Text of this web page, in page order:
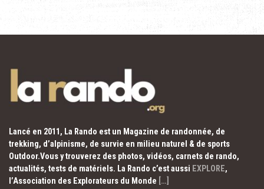
Lancé en 2011, La Rando est un Magazine de randonnée, de
trekking, d’alpinisme, de survie en milieu naturel & de sports
Outdoor.Vous y trouverez des photos, vidéos, carnets de rando,
actualités, tests de matériels. La Rando c’est aussi EXPLORE,
l’Association des Explorateurs du Monde […]